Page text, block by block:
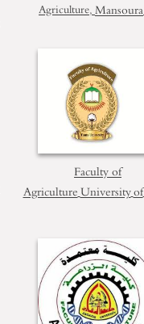
Agriculture,Mansoura
Faculty of
AgricultureUniversityof